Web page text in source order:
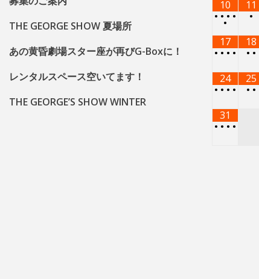
THE GEORGE SHOW 夏場所
あの黄昏劇場スター座が再びG-Boxに！
レンタルスペース空いてます！
THE GEORGE’S SHOW WINTER
10
••••
•
11
•
17
••••
18
••
24
••••
25
••
31
••••